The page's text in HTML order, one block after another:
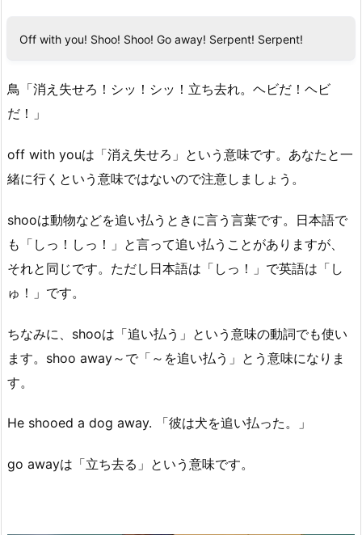
Off with you! Shoo! Shoo! Go away! Serpent! Serpent!
鳥「消え失せろ！シッ！シッ！立ち去れ。ヘビだ！ヘビ
だ！」
off with youは「消え失せろ」という意味です。あなたと一
緒に行くという意味ではないので注意しましょう。
shooは動物などを追い払うときに言う言葉です。日本語で
も「しっ！しっ！」と言って追い払うことがありますが、
それと同じです。ただし日本語は「しっ！」で英語は「し
ゅ！」です。
ちなみに、shooは「追い払う」という意味の動詞でも使い
ます。shoo away～で「～を追い払う」とう意味になりま
す。
He shooed a dog away. 「彼は犬を追い払った。」
go awayは「立ち去る」という意味です。